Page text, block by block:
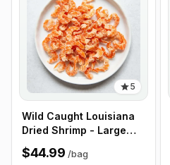
5
Wild Caught Louisiana
Dried Shrimp - Large
Size - 1 lb (453g)
$44.99 /bag